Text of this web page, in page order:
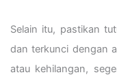
Selain itu, pastikan
dan terkunci dengan
atau kehilangan,